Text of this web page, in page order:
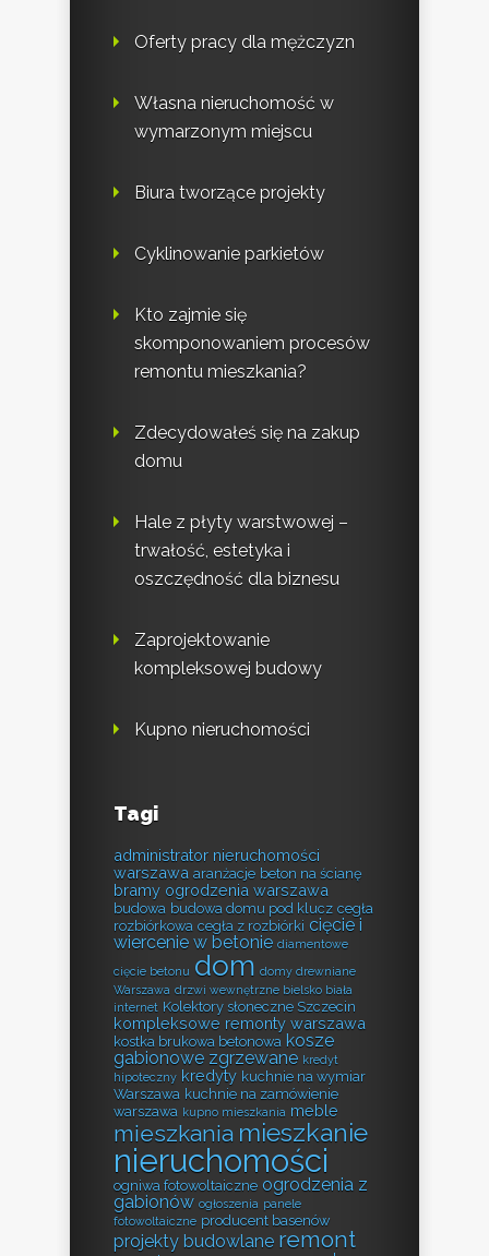
Oferty pracy dla mężczyzn
Własna nieruchomość w
wymarzonym miejscu
Biura tworzące projekty
Cyklinowanie parkietów
Kto zajmie się
skomponowaniem procesów
remontu mieszkania?
Zdecydowałeś się na zakup
domu
Hale z płyty warstwowej –
trwałość, estetyka i
oszczędność dla biznesu
Zaprojektowanie
kompleksowej budowy
Kupno nieruchomości
Tagi
administrator nieruchomości
warszawa aranżacje beton na ścianę
bramy ogrodzenia warszawa
budowa budowa domu pod klucz cegła
rozbiórkowa cegła z rozbiórki cięcie i
wiercenie w betonie diamentowe
cięcie betonu dom domy drewniane
Warszawa drzwi wewnętrzne bielsko biała
internet Kolektory słoneczne Szczecin
kompleksowe remonty warszawa
kostka brukowa betonowa kosze
gabionowe zgrzewane kredyt
hipoteczny kredyty kuchnie na wymiar
Warszawa kuchnie na zamówienie
warszawa kupno mieszkania meble
mieszkania mieszkanie
nieruchomości
ogniwa fotowoltaiczne ogrodzenia z
gabionów ogłoszenia panele
fotowoltaiczne producent basenów
projekty budowlane remont